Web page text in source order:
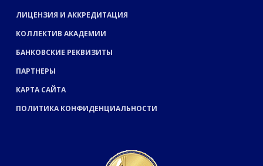
ЛИЦЕНЗИЯ И АККРЕДИТАЦИЯ
КОЛЛЕКТИВ АКАДЕМИИ
БАНКОВСКИЕ РЕКВИЗИТЫ
ПАРТНЕРЫ
КАРТА САЙТА
ПОЛИТИКА КОНФИДЕНЦИАЛЬНОСТИ